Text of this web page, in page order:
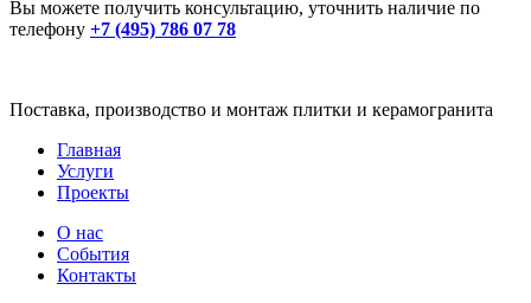
Вы можете получить консультацию, уточнить наличие по
телефону +7 (495) 786 07 78
Поставка, производство и монтаж плитки и керамогранита
Главная
Услуги
Проекты
О нас
События
Контакты